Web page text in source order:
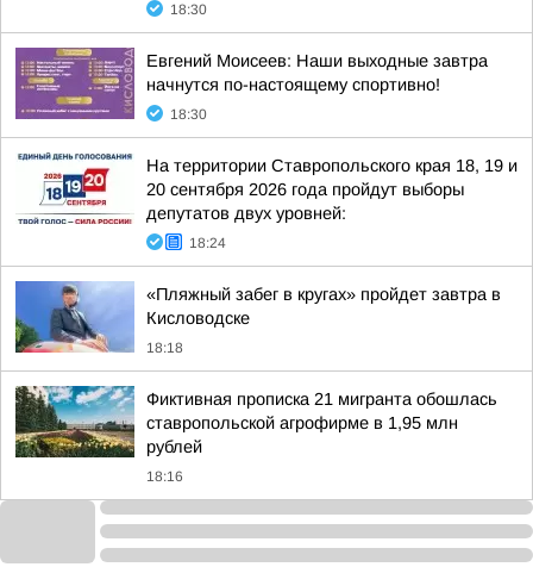
18:30
Евгений Моисеев: Наши выходные завтра
начнутся по-настоящему спортивно!
18:30
На территории Ставропольского края 18, 19 и
20 сентября 2026 года пройдут выборы
депутатов двух уровней:
18:24
«Пляжный забег в кругах» пройдет завтра в
Кисловодске
18:18
Фиктивная прописка 21 мигранта обошлась
ставропольской агрофирме в 1,95 млн
рублей
18:16